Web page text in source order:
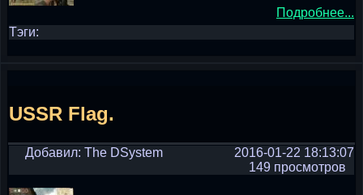
Подробнее...
Тэги:
USSR Flag.
Добавил: The DSystem
2016-01-22 18:13:07
149 просмотров